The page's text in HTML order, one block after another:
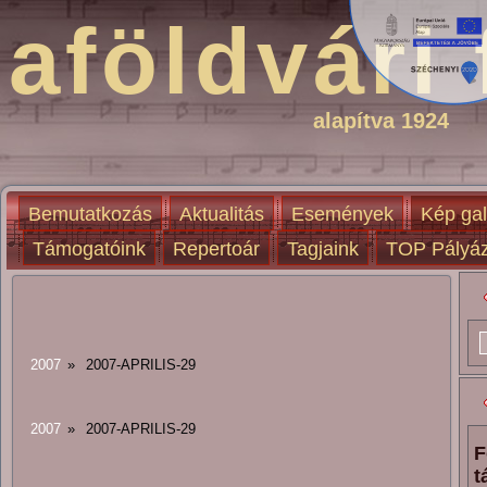
alapítva 1924
Bemutatkozás Aktualitás Események
Kép
Támogatóink
Repertoár Tagjaink TOP
2007 » 2007-APRILIS-29
2007 » 2007-APRILIS-29